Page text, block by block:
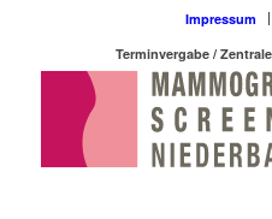
Impressum
Terminvergabe /